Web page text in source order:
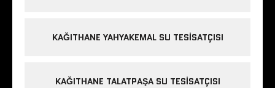
KAĞITHANE YAHYAKEMAL SU TESISATÇISI
KAĞITHANE TALATPAŞA SU TESISATÇISI